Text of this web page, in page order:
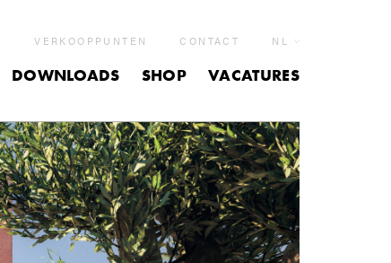
VERKOOPPUNTEN CONTACT NL
DOWNLOADS SHOP VACATURES